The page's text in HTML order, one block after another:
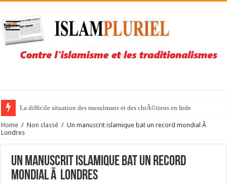
La difficile situation des musulmans et des chrÃ©tiens en Inde
Home / Non classé / Un manuscrit islamique bat un record mondial Ã
Londres
Un manuscrit islamique bat un record
mondial Ã Londres